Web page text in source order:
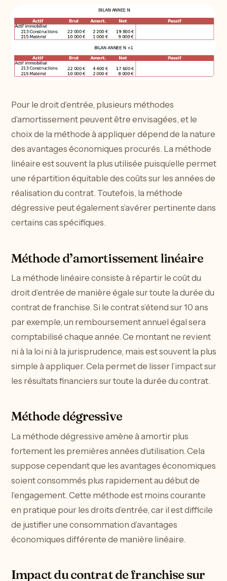
Pour le droit d’entrée, plusieurs méthodes
d’amortissement peuvent être envisagées, et le
choix de la méthode à appliquer dépend de la nature
des avantages économiques procurés. La méthode
linéaire est souvent la plus utilisée puisqu’elle permet
une répartition équitable des coûts sur les années de
réalisation du contrat. Toutefois, la méthode
dégressive peut également s’avérer pertinente dans
certains cas spécifiques.
Méthode d’amortissement linéaire
La méthode linéaire consiste à répartir le coût du
droit d’entrée de manière égale sur toute la durée du
contrat de franchise. Si le contrat s’étend sur 10 ans
par exemple, un remboursement annuel égal sera
comptabilisé chaque année. Ce montant ne revient
ni à la loi ni à la jurisprudence, mais est souvent la plus
simple à appliquer. Cela permet de lisser l’impact sur
les résultats financiers sur toute la durée du contrat.
Méthode dégressive
La méthode dégressive amène à amortir plus
fortement les premières années d’utilisation. Cela
suppose cependant que les avantages économiques
soient consommés plus rapidement au début de
l’engagement. Cette méthode est moins courante
en pratique pour les droits d’entrée, car il est difficile
de justifier une consommation d’avantages
économiques différente de manière linéaire.
Impact du contrat de franchise sur